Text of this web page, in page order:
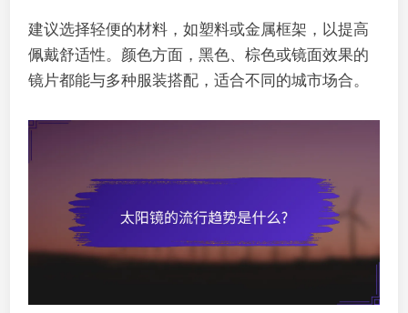
建议选择轻便的材料，如塑料或金属框架，以提高
佩戴舒适性。颜色方面，黑色、棕色或镜面效果的
镜片都能与多种服装搭配，适合不同的城市场合。